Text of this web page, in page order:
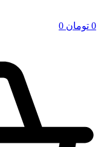
0 تومان 0